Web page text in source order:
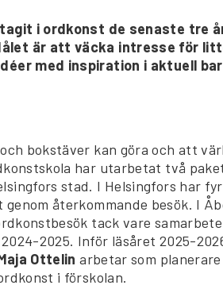
i ordkonst de senaste tre
är att väcka intresse för
med inspiration i aktuell
bokstäver kan göra och att
har utarbetat två
stad. I Helsingfors har
återkommande besök. I
tack vare samarbete
2025. Inför läsåret 2025-
Ottelinarbetar som
i förskolan.